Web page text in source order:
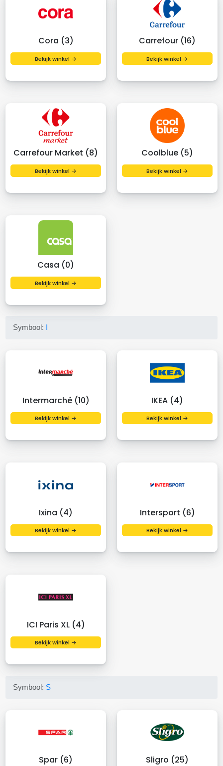
Cora (3)
Bekijk winkel →
Carrefour (16)
Bekijk winkel →
Carrefour Market (8)
Bekijk winkel →
Coolblue (5)
Bekijk winkel →
Casa (0)
Bekijk winkel →
Symbool: I
Intermarché (10)
Bekijk winkel →
IKEA (4)
Bekijk winkel →
Ixina (4)
Bekijk winkel →
Intersport (6)
Bekijk winkel →
ICI Paris XL (4)
Bekijk winkel →
Symbool: S
Spar (6) Sligro (25)